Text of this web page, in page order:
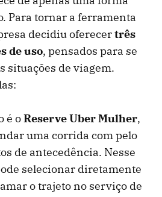
Para tornar a ferramenta
decidiu oferecertrês
de uso, pensados para se
situações de viagem.
é oReserve Uber Mulher,
uma corrida com pelo
de antecedência. Nesse
selecionar diretamente
o trajeto no serviço de